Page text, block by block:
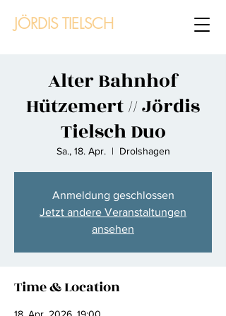
JÖRDIS TIELSCH
Alter Bahnhof
Hützemert // Jördis
Tielsch Duo
Sa., 18. Apr.
  |
Drolshagen
Anmeldung geschlossen
Jetzt andere Veranstaltungen
ansehen
Time & Location